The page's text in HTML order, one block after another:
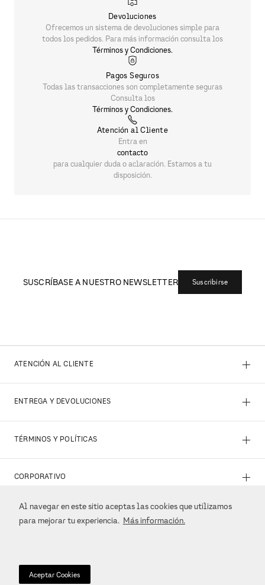
Al navegar en este sitio aceptas las cookies que utilizamos
para mejorar tu experiencia. Más información.
Aceptar Cookies
SUSCRÍBASE A NUESTRO NEWSLETTER Suscribirse
ATENCIÓN AL CLIENTE +
ENTREGA Y DEVOLUCIONES +
TÉRMINOS Y POLÍTICAS +
CORPORATIVO +
REDES SOCIALES